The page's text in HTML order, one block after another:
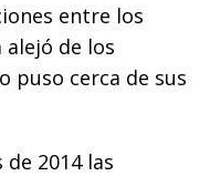
entre los
alejó de los
puso cerca de sus
2014 las